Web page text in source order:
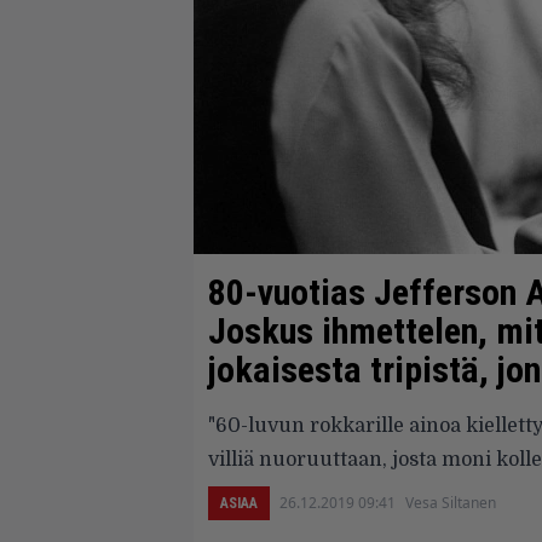
80-vuotias Jefferson
Joskus ihmettelen,
jokaisesta tripistä,
"60-luvun rokkarille ainoa
villiä nuoruuttaan, josta moni
ASIAA 26.12.2019 09:41 Vesa Siltanen